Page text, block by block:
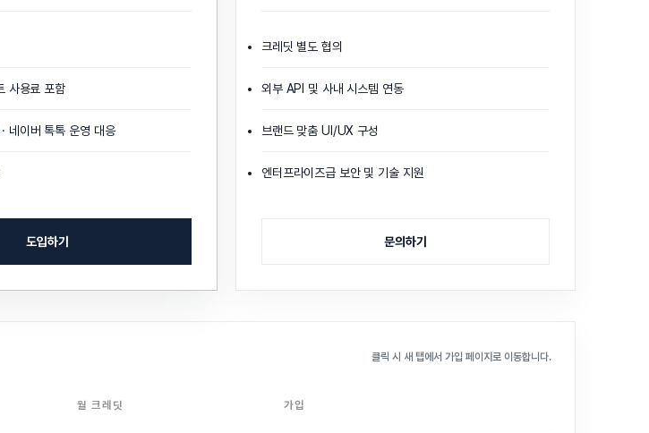
사용료 포함
네이버 톡톡 운영 대응
도입하기
크레딧 별도 협의
외부 API 및 사내 시스템 연동
브랜드 맞춤 UI/UX 구성
엔터프라이즈급 보안 및 기술 지원
문의하기
클릭 시 새 탭에서 가입 페이지로 이동합니다.
월 크레딧 가입